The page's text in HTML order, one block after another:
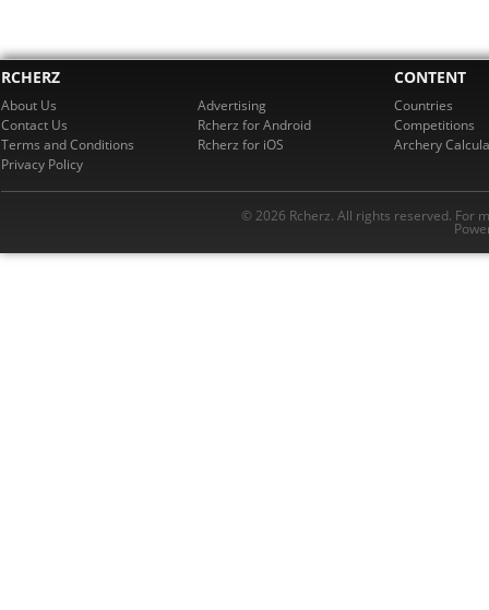
RCHERZ
About Us
Contact Us
Terms and Conditions
Privacy Policy
Advertising
Rcherz for Android
Rcherz for iOS
CONTENT
Countries
Competitions
Archery
© 2026 Rcherz. All rights reserved. For